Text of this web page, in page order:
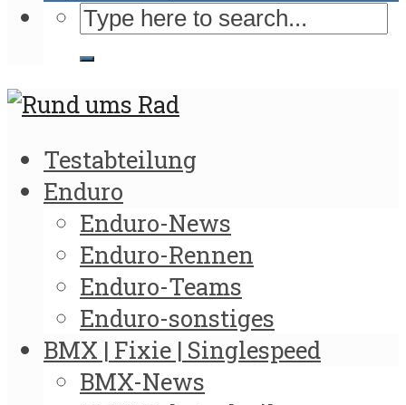
Testabteilung
Enduro
Enduro-News
Enduro-Rennen
Enduro-Teams
Enduro-sonstiges
BMX | Fixie | Singlespeed
BMX-News